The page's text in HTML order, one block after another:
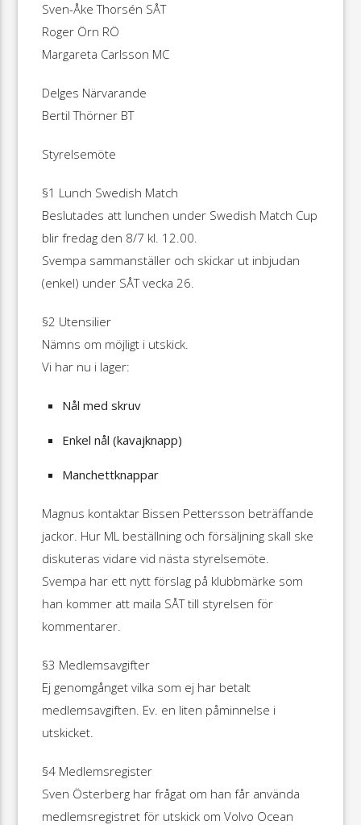
Sven-Åke Thorsén SÅT
Roger Örn RÖ
Margareta Carlsson MC
Delges Närvarande
Bertil Thörner BT
Styrelsemöte
§1 Lunch Swedish Match
Beslutades att lunchen under Swedish Match Cup
blir fredag den 8/7 kl. 12.00.
Svempa sammanställer och skickar ut inbjudan
(enkel) under SÅT vecka 26.
§2 Utensilier
Nämns om möjligt i utskick.
Vi har nu i lager:
Nål med skruv
Enkel nål (kavajknapp)
Manchettknappar
Magnus kontaktar Bissen Pettersson beträffande
jackor. Hur ML beställning och försäljning skall ske
diskuteras vidare vid nästa styrelsemöte.
Svempa har ett nytt förslag på klubbmärke som
han kommer att maila SÅT till styrelsen för
kommentarer.
§3 Medlemsavgifter
Ej genomgånget vilka som ej har betalt
medlemsavgiften. Ev. en liten påminnelse i
utskicket.
§4 Medlemsregister
Sven Österberg har frågat om han får använda
medlemsregistret för utskick om Volvo Ocean